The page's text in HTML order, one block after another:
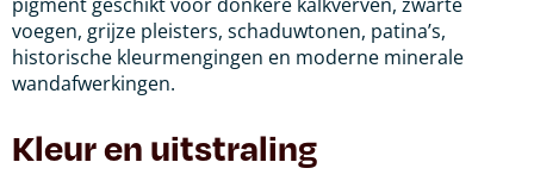
voegen, grijze pleisters, schaduwtonen, patina’s,
historische kleurmengingen en moderne minerale
wandafwerkingen.
Kleur en uitstraling